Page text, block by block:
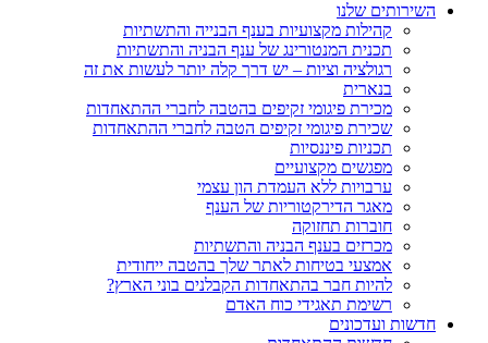
השירותים שלנו
קהילות מקצועיות בענף הבנייה והתשתיות
תכנית המנטורינג של ענף הבניה והתשתיות
רגולציה וציות – יש דרך קלה יותר לעשות את זה
בנארית
מכירת פיגומי זקיפים בהטבה לחברי ההתאחדות
שכירת פיגומי זקיפים הטבה לחברי ההתאחדות
תכניות פיננסיות
מפגשים מקצועיים
ערבויות ללא העמדת הון עצמי
מאגר הדירקטוריות של הענף
חוברות תחזוקה
מכרזים בענף הבניה והתשתיות
אמצעי בטיחות לאתר שלך בהטבה ייחודית
להיות חבר בהתאחדות הקבלנים בוני הארץ?
רשימת תאגידי כוח האדם
חדשות ועדכונים